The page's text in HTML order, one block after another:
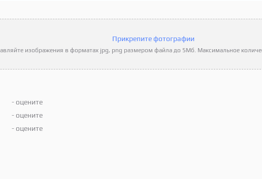
Прикрепите фотографии
изображения в форматах jpg, png размером файла до 5Мб. Максимальное
- оцените
- оцените
- оцените